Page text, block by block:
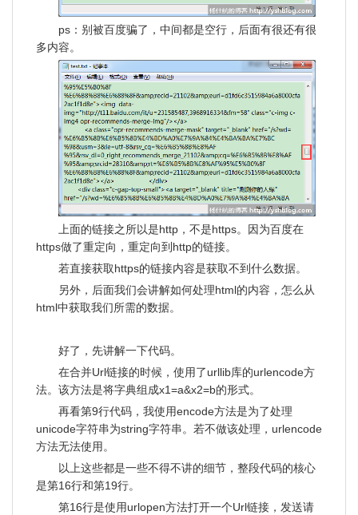
ps：别被百度骗了，中间都是空行，后面有很还有很
多内容。
上面的链接之所以是http，不是https。因为百度在
https做了重定向，重定向到http的链接。
若直接获取https的链接内容是获取不到什么数据。
另外，后面我们会讲解如何处理html的内容，怎么从
html中获取我们所需的数据。
好了，先讲解一下代码。
在合并Url链接的时候，使用了urllib库的urlencode方
法。该方法是将字典组成x1=a&x2=b的形式。
再看第9行代码，我使用encode方法是为了处理
unicode字符串为string字符串。若不做该处理，urlencode
方法无法使用。
以上这些都是一些不得不讲的细节，整段代码的核心
是第16行和第19行。
第16行是使用urlopen方法打开一个Url链接，发送请